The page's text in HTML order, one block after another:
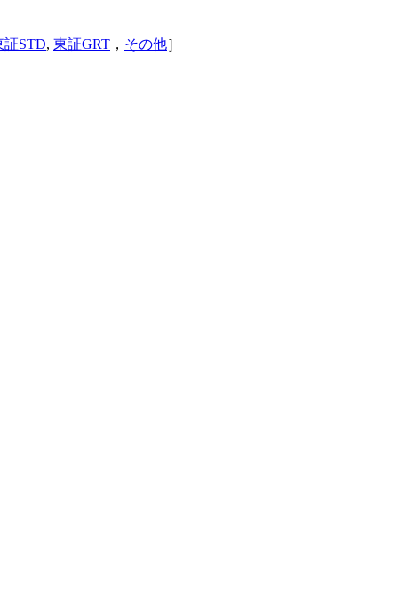
証STD, 東証GRT ， その他］